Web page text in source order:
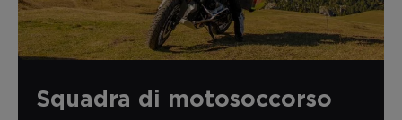
Squadra di motosoccorso